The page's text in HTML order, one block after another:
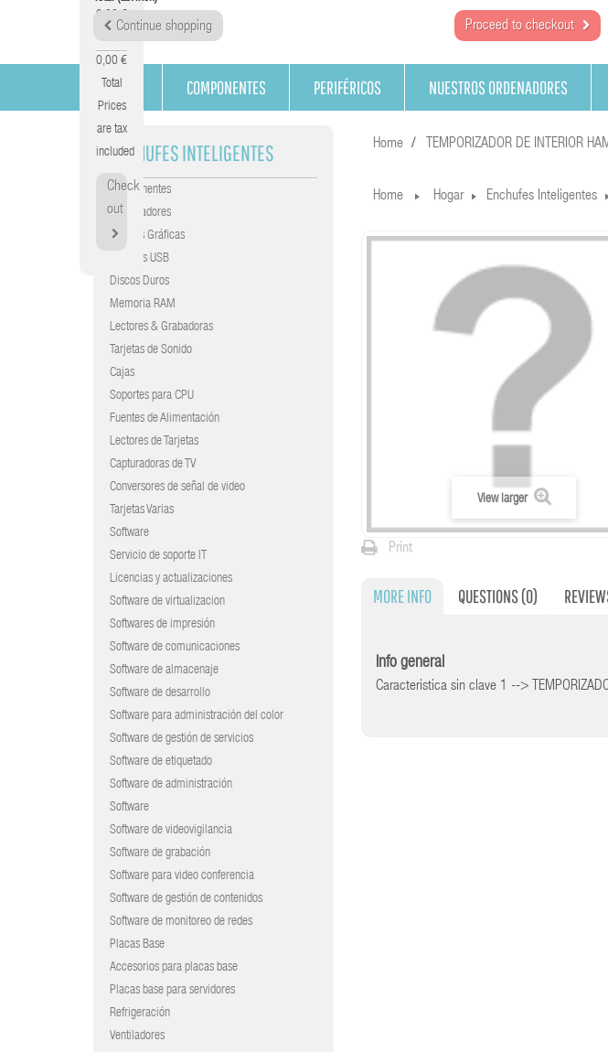
0,00 €
0,00 €
Total
Prices
are tax
included
Check
out
Continue shopping Proceed to checkout
COMPONENTES PERIFÉRICOS NUESTROS ORDENADORES
ENCHUFES INTELIGENTES
Componentes
Procesadores
Tarjetas Gráficas
Gráficas USB
Discos Duros
Memoria RAM
Lectores & Grabadoras
Tarjetas de Sonido
Cajas
Soportes para CPU
Fuentes de Alimentación
Lectores de Tarjetas
Capturadoras de TV
Conversores de señal de video
Tarjetas Varias
Software
Servicio de soporte IT
Licencias y actualizaciones
Software de virtualizacion
Softwares de impresión
Software de comunicaciones
Software de almacenaje
Software de desarrollo
Software para administración del color
Software de gestión de servicios
Software de etiquetado
Software de administración
Software
Software de videovigilancia
Software de grabación
Software para video conferencia
Software de gestión de contenidos
Software de monitoreo de redes
Placas Base
Accesorios para placas base
Placas base para servidores
Refrigeración
Ventiladores
Home TEMPORIZADOR DE INTERIOR
Home Hogar Enchufes Inteligentes
View larger
Print
MORE INFO QUESTIONS(0)
Info general
Caracteristica sin clave 1 -->